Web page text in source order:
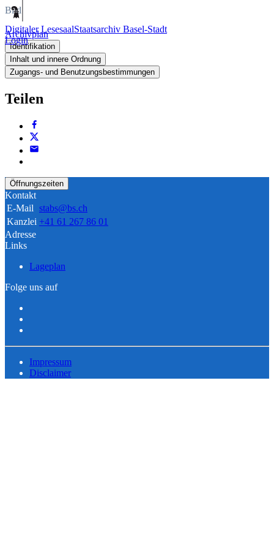
Digitaler LesesaalStaatsarchiv Basel-Stadt
Login
Bild
Archivplan
Identifikation
Inhalt und innere Ordnung
Zugangs- und Benutzungsbestimmungen
Teilen
Öffnungszeiten
Kontakt
E-Mail stabs@bs.ch
Kanzlei +41 61 267 86 01
Adresse
Links
Lageplan
Folge uns auf
Impressum
Disclaimer